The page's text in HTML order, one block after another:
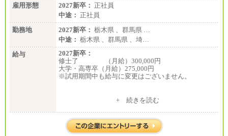
雇用形態
2027新卒： 正社員
中途： 正社員
勤務地
2027新卒： 栃木県 、群馬県 …
中途： 栃木県 、群馬県 、埼…
給与
2027新卒：
修士了 （月給）300,000円
大学・高専卒（月給）275,000円
※試用期間中も給与に変更はございません。
大学・高専卒（月給）275,000円
※試用期間中も給与に変更はございません。
+ 続きを読む